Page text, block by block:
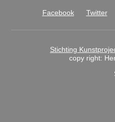
Facebook Twitter
Stichting
copy right: